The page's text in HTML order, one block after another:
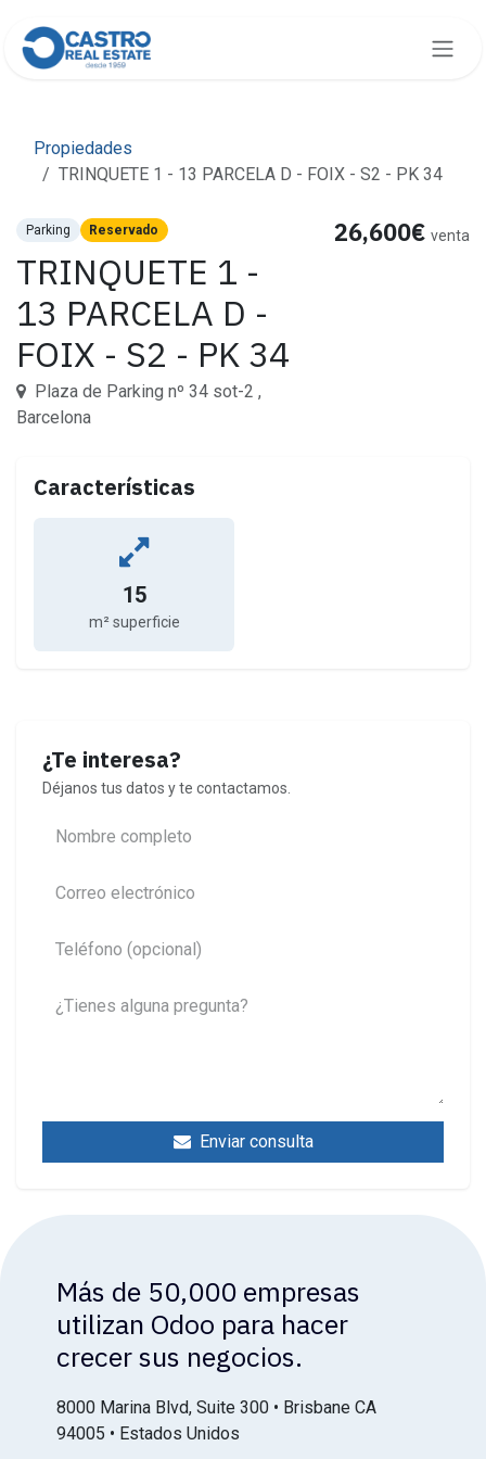
Propiedades
TRINQUETE 1 - 13 PARCELA D - FOIX - S2 - PK 34
Parking Reservado
TRINQUETE 1 -
13 PARCELA D -
FOIX - S2 - PK 34
Plaza de Parking nº 34 sot-2 ,
Barcelona
26,600€ venta
Características
15
m² superficie
¿Te interesa?
Déjanos tus datos y te contactamos.
Enviar consulta
Más de 50,000 empresas
utilizan Odoo para hacer
crecer sus negocios.
8000 Marina Blvd, Suite 300 • Brisbane CA
94005 • Estados Unidos